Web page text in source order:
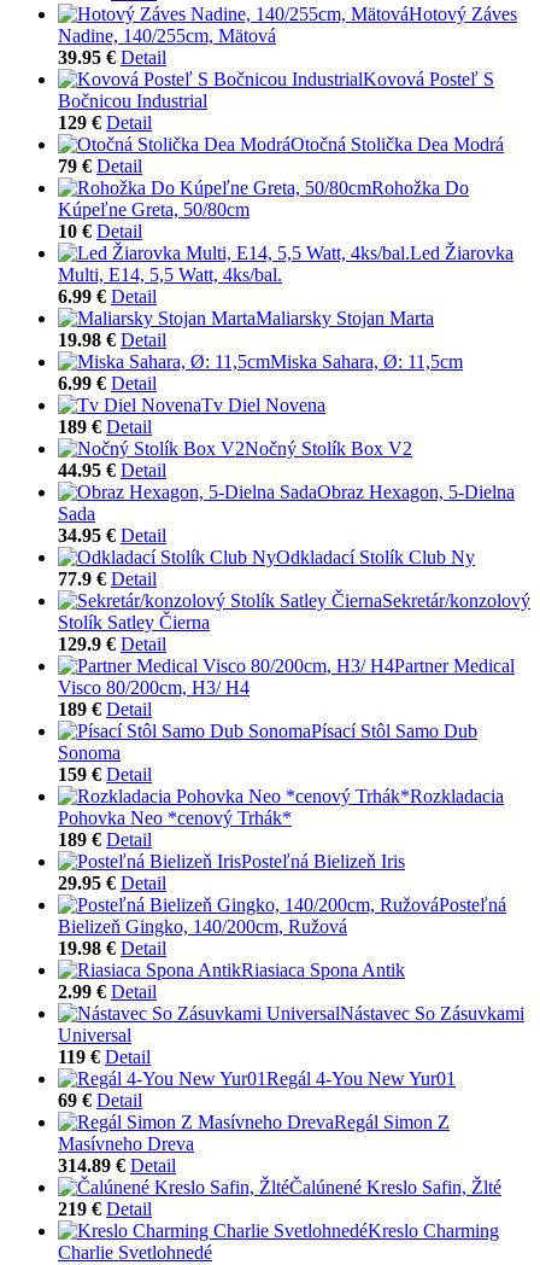
Hotový Záves
Nadine, 140/255cm, Mätová
39.95 € Detail
Kovová Posteľ S
Bočnicou Industrial
129 € Detail
Otočná Stolička Dea Modrá
79 € Detail
Rohožka Do
Kúpeľne Greta, 50/80cm
10 € Detail
Led Žiarovka
Multi, E14, 5,5 Watt, 4ks/bal.
6.99 € Detail
Maliarsky Stojan Marta
19.98 € Detail
Miska Sahara, Ø: 11,5cm
6.99 € Detail
Tv Diel Novena
189 € Detail
Nočný Stolík Box V2
44.95 € Detail
Obraz Hexagon, 5-Dielna
Sada
34.95 € Detail
Odkladací Stolík Club Ny
77.9 € Detail
Sekretár/konzolový
Stolík Satley Čierna
129.9 € Detail
Partner Medical
Visco 80/200cm, H3/ H4
189 € Detail
Písací Stôl Samo Dub
Sonoma
159 € Detail
Rozkladacia
Pohovka Neo *cenový Trhák*
189 € Detail
Posteľná Bielizeň Iris
29.95 € Detail
Posteľná
Bielizeň Gingko, 140/200cm, Ružová
19.98 € Detail
Riasiaca Spona Antik
2.99 € Detail
Nástavec So Zásuvkami
Universal
119 € Detail
Regál 4-You New Yur01
69 € Detail
Regál Simon Z
Masívneho Dreva
314.89 € Detail
Čalúnené Kreslo Safin, Žlté
219 € Detail
Kreslo Charming
Charlie Svetlohnedé